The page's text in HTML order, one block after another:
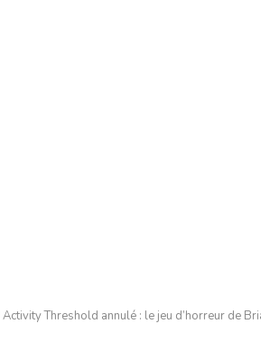
Threshold annulé : le jeu d’horreur de